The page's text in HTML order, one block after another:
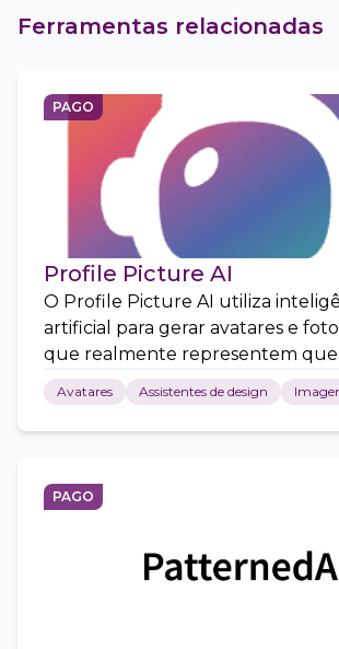
Ferramentas relacionadas
PAGO
Profile Picture AI
O Profile Picture AI utiliza
artificial para gerar avatares e
que realmente representem
Avatares Assistentes de design
PAGO